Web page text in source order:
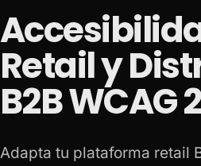
Retail y
B2B WCAG
Adapta tu plataforma retail